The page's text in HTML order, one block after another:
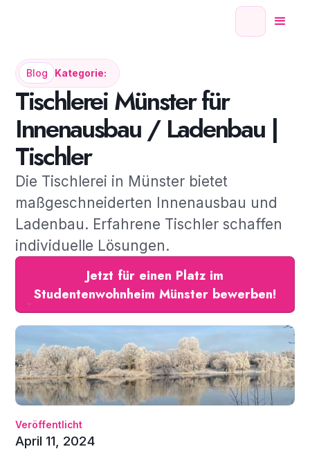
Blog Kategorie:
Tischlerei Münster für
Innenausbau / Ladenbau |
Tischler
Die Tischlerei in Münster bietet
maßgeschneiderten Innenausbau und
Ladenbau. Erfahrene Tischler schaffen
individuelle Lösungen.
Jetzt für einen Platz im
Studentenwohnheim Münster bewerben!
Veröffentlicht
April 11, 2024